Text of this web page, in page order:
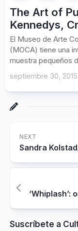
The Art of
Kennedys,
El Museo de Arte
(MOCA) tiene una
muestra pequeños
septiembre 30, 2015
NEXT
Sandra
‘Whiplash’:
Suscríbete a